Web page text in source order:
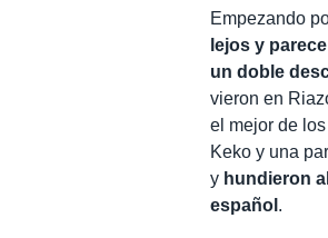
Empezando
lejos y
un doble
vieron en
el mejor de
Keko y una
y hundieron
español .